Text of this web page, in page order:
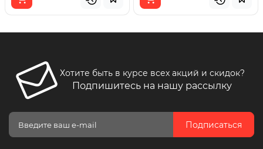
Хотите быть в курсе всех акций и скидок?
Подпишитесь на нашу рассылку
Подписаться